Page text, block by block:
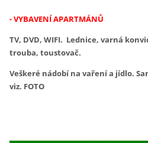
- VYBAVENÍ APARTMÁNŮ
TV, DVD, WIFI. Lednice, varná
trouba, toustovač.
Veškeré nádobí na vaření a jídlo.
viz. FOTO